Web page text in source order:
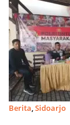
Berita Sidoarjo